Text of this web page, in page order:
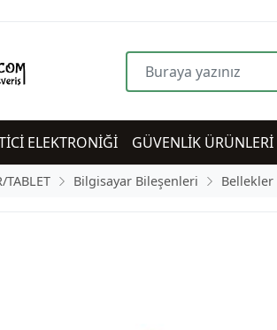
ELEKTRONİĞİ GÜVENLİK ÜRÜNLERİ
TABLET Bilgisayar Bileşenleri Bellekler